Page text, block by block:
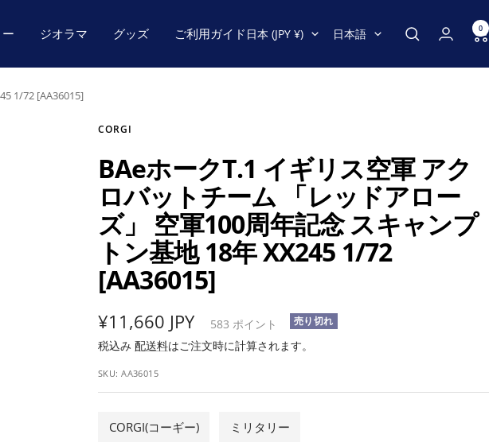
ジオラマ グッズ ご利用ガイド 国/
域
日本 (JPY ¥)
言
日本語 0
1/72 [AA36015]
CORGI
BAeホークT.1 イギリス空軍 アク
ロバットチーム 「レッドアロー
ズ」 空軍100周年記念 スキャンプ
トン基地 18年 XX245 1/72
[AA36015]
セ
ー
ル
¥11,660 JPY 583 ポイント 売り切れ
税込み 配送料はご注文時に計算されます。
SKU:AA36015
CORGI(コーギー) ミリタリー